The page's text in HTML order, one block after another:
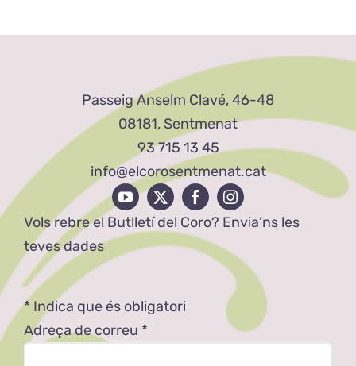
Passeig Anselm Clavé, 46-48
08181, Sentmenat
93 715 13 45
info@elcorosentmenat.cat
Vols rebre el Butlletí del Coro? Envia’ns les
teves dades
* Indica que és obligatori
Adreça de correu *